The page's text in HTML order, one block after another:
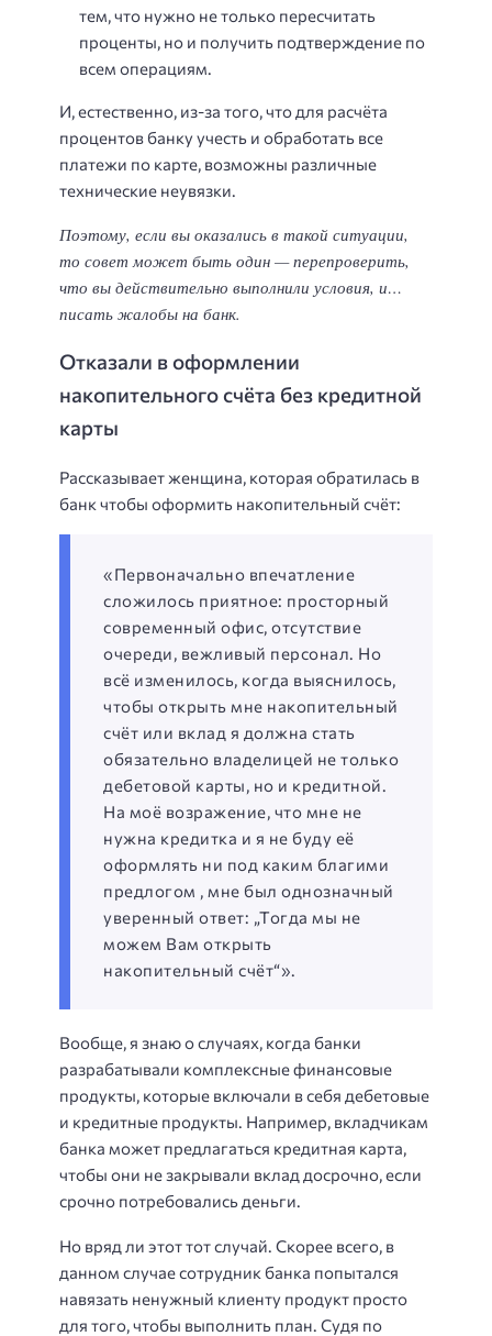
тем, что нужно не только пересчитать
проценты, но и получить подтверждение по
всем операциям.
И, естественно, из-за того, что для расчёта
процентов банку учесть и обработать все
платежи по карте, возможны различные
технические неувязки.
Поэтому, если вы оказались в такой ситуации,
то совет может быть один — перепроверить,
что вы действительно выполнили условия, и…
писать жалобы на банк.
Отказали в оформлении
накопительного счёта без кредитной
карты
Рассказывает женщина, которая обратилась в
банк чтобы оформить накопительный счёт:
«Первоначально впечатление
сложилось приятное: просторный
современный офис, отсутствие
очереди, вежливый персонал. Но
всё изменилось, когда выяснилось,
чтобы открыть мне накопительный
счёт или вклад я должна стать
обязательно владелицей не только
дебетовой карты, но и кредитной.
На моё возражение, что мне не
нужна кредитка и я не буду её
оформлять ни под каким благими
предлогом , мне был однозначный
уверенный ответ: „Тогда мы не
можем Вам открыть
накопительный счёт“».
Вообще, я знаю о случаях, когда банки
разрабатывали комплексные финансовые
продукты, которые включали в себя дебетовые
и кредитные продукты. Например, вкладчикам
банка может предлагаться кредитная карта,
чтобы они не закрывали вклад досрочно, если
срочно потребовались деньги.
Но вряд ли этот тот случай. Скорее всего, в
данном случае сотрудник банка попытался
навязать ненужный клиенту продукт просто
для того, чтобы выполнить план. Судя по